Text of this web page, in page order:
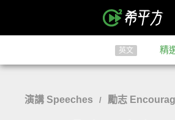
英文 精
演講 Speeches / 勵志